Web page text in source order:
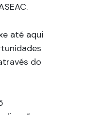
até aqui
do